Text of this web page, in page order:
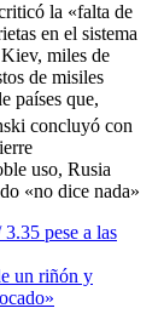
la «falta de
en el sistema
miles de
de misiles
países que,
concluyó con
uso, Rusia
«no dice nada»
pese a las
un riñón y